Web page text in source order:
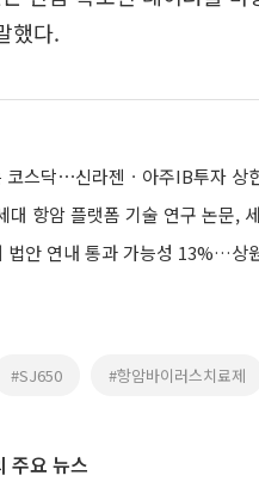
했다.
코스닥⋯신라젠ㆍ아주IB투자 상
대 항암 플랫폼 기술 연구 논문,
법안 연내 통과 가능성 13%…상
#SJ650 #항암바이러스치료제
주요 뉴스